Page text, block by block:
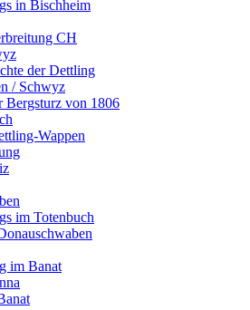
in Bischheim
CH
der Dettling
/ Schwyz
Bergsturz von 1806
Wappen
im Totenbuch
im Banat